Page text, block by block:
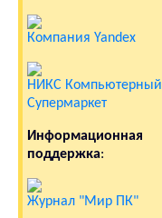
Компания Yandex
НИКС Компьютерный
Супермаркет
Информационная
поддержка:
Журнал "Мир ПК"